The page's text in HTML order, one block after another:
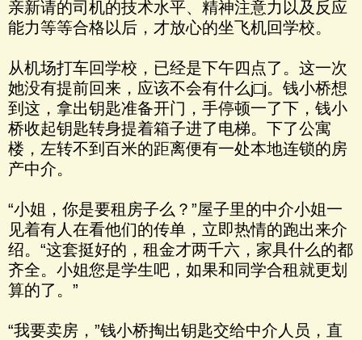
亲新请的司机的技术水平、精神注意力以及反应
能力等等合格以后，才放心的坐飞机回学校。
从机场打车回学校，已经是下午四点了。这一次
她没有提前回来，应该不会有什么j□j。钱小桥想
到这，拿出钥匙准备开门，手停顿一了下，钱小
桥收起钥匙转身提着箱子进了电梯。下了公寓
楼，左转不到百米的距离便有一处本地连锁的房
产中介。
“小姐，你是要租房子么？”屋子里的中介小姐一
见着有人在看他们的传单，立即热情的跑出来介
绍。“这套挺好的，租金才两千六，家具什么的都
齐全。小姐您是学生吧，如果和同学合租就更划
算的了。”
“我要卖房，”钱小桥掏出钥匙交给中介人员，直